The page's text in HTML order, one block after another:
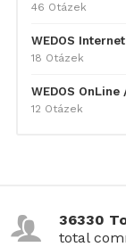
46 Otázek
WEDOS
18 Otázek
WEDOS OnLine
12 Otázek
36330
total